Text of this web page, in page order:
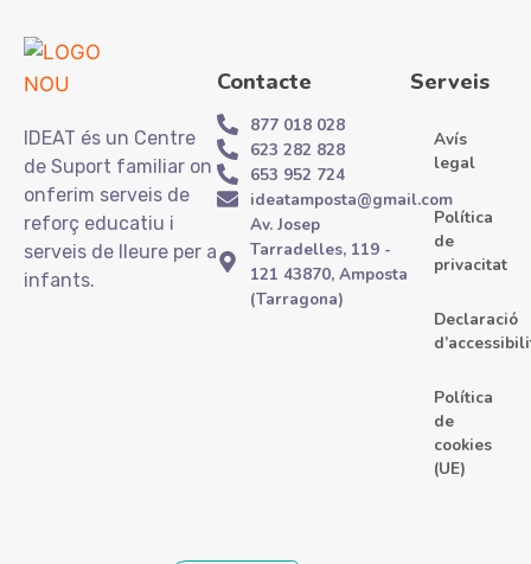
IDEAT és un Centre
de Suport familiar on
onferim serveis de
reforç educatiu i
serveis de lleure per a
infants.
Contacte
877 018 028
623 282 828
653 952 724
ideatamposta@gmail.com
Av. Josep
Tarradelles, 119 -
121 43870, Amposta
(Tarragona)
Serveis
Avís
legal
Política
de
privacitat
Declaració
Política
de
cookies
(UE)